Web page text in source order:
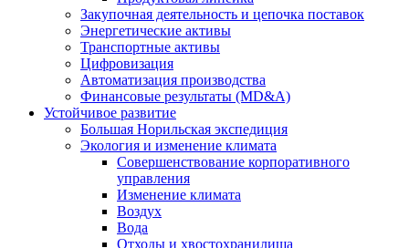
Закупочная деятельность и цепочка поставок
Энергетические активы
Транспортные активы
Цифровизация
Автоматизация производства
Финансовые результаты (MD&A)
Устойчивое развитие
Большая Норильская экспедиция
Экология и изменение климата
Совершенствование корпоративного
управления
Изменение климата
Воздух
Вода
Отходы и хвостохранилища